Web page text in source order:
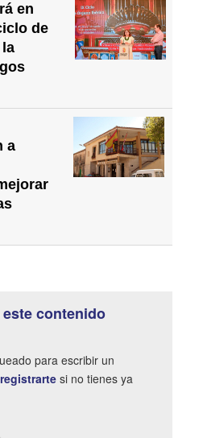
en
de
a
contenido
para escribir un
registrarte si no tienes ya